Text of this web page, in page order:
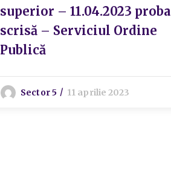
superior – 11.04.2023 proba
scrisă – Serviciul Ordine
Publică
Sector 5 11 aprilie 2023